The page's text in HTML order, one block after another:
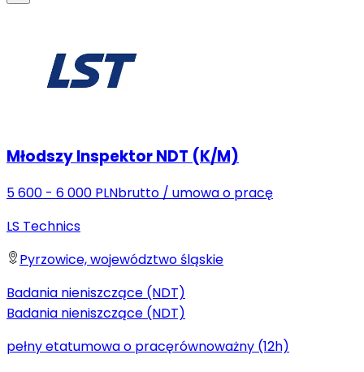
Młodszy Inspektor NDT (K/M)
5 600 - 6 000 PLNbrutto / umowa o pracę
LS Technics
Pyrzowice, województwo śląskie
Badania nieniszczące (NDT)
Badania nieniszczące (NDT)
pełny etatumowa o pracęrównoważny (12h)